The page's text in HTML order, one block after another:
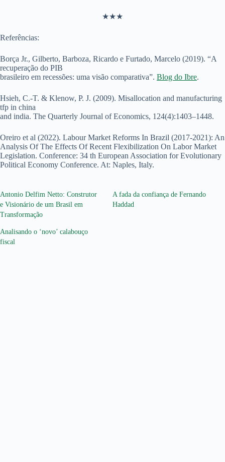
★★★
Referências:
Borça Jr., Gilberto, Barboza, Ricardo e Furtado, Marcelo (2019). “A
recuperação do PIB
brasileiro em recessões: uma visão comparativa”. Blog do Ibre.
Hsieh, C.-T. & Klenow, P. J. (2009). Misallocation and manufacturing
tfp in china
and india. The Quarterly Journal of Economics, 124(4):1403–1448.
Oreiro et al (2022). Labour Market Reforms In Brazil (2017-2021): An
Analysis Of The Effects Of Recent Flexibilization On Labor Market
Legislation. Conference: 34 th European Association for Evolutionary
Political Economy Conference. At: Naples, Italy.
Antonio Delfim Netto: Construtor
e Visionário de um Brasil em
Transformação
A fada da confiança de Fernando
Haddad
Analisando o ‘novo’ calabouço
fiscal